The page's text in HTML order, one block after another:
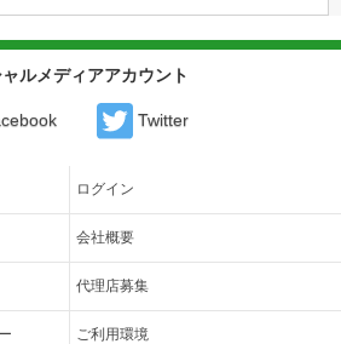
ルメディアアカウント
Twitter
ログイン
会社概要
代理店募集
ご利用環境